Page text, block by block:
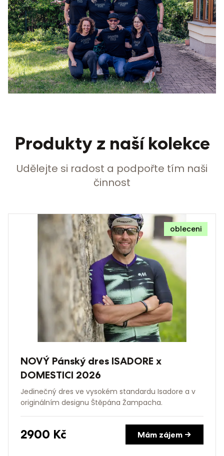
Produkty z naší kolekce
Udělejte si radost a podpořte tím naši
činnost
obleceni
NOVÝ Pánský dres ISADORE x
DOMESTICI 2026
Jedinečný dres ve vysokém standardu Isadore a v
originálním designu Štěpána Žampacha.
2900 Kč Mám zájem →